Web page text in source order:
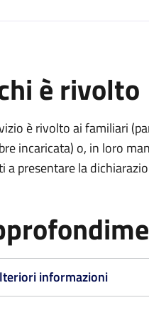
è rivolto
è rivolto ai familiari
incaricata) o, in loro
a presentare la
informazioni